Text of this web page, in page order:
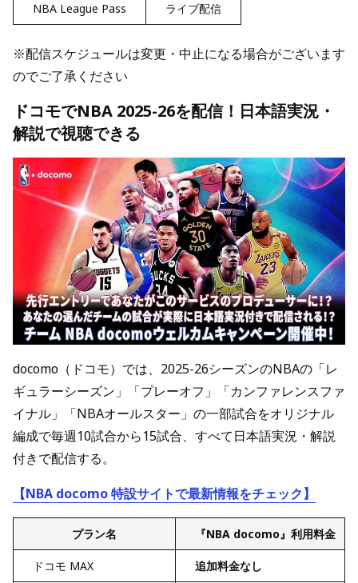
NBA League Pass ライブ配信
※配信スケジュールは変更・中止になる場合がございます
のでご了承ください
ドコモでNBA 2025-26を配信！日本語実況・
解説で視聴できる
docomo（ドコモ）では、2025-26シーズンのNBAの「レ
ギュラーシーズン」「プレーオフ」「カンファレンスファ
イナル」「NBAオールスター」の一部試合をオリジナル
編成で毎週10試合から15試合、すべて日本語実況・解説
付きで配信する。
【NBA docomo 特設サイトで最新情報をチェック】
プラン名 『NBA docomo』利用料金
ドコモ MAX 追加料金なし